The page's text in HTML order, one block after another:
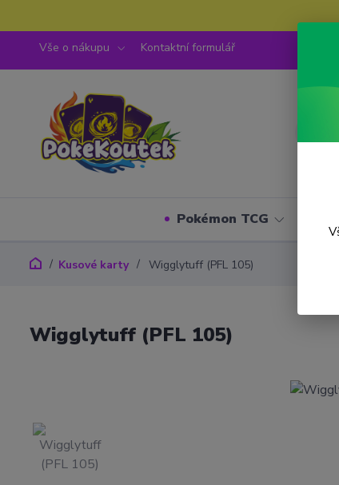
Vše o nákupu Kontaktní formulář
Pokémon TCG
Kusové karty Wigglytuff (PFL 105)
Wigglytuff (PFL 105)